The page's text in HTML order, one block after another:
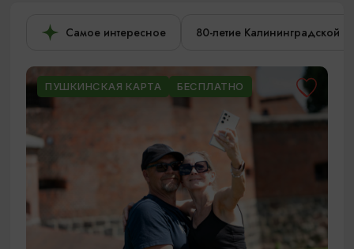
Самое интересное 80-летие Калининградской
ПУШКИНСКАЯ КАРТА БЕСПЛАТНО